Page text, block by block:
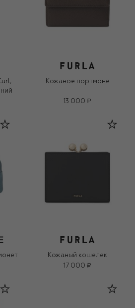
Кожаное портмоне
13 000 ₽
Кожаный кошелек
17 000 ₽